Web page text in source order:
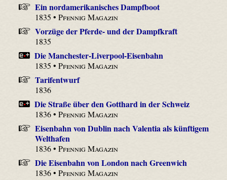
Ein nordamerikanisches Dampfboot
1835 •Pfennig Magazin
Vorzüge der Pferde- und der Dampfkraft
1835
Die Manchester-Liverpool-Eisenbahn
1835 •Pfennig Magazin
Tarifentwurf
1836
Die Straße über den Gotthard in der Schweiz
1836 •Pfennig Magazin
Eisenbahn von Dublin nach Valentia als künftigem
Welthafen
1836 •Pfennig Magazin
Die Eisenbahn von London nach Greenwich
1836 •Pfennig Magazin